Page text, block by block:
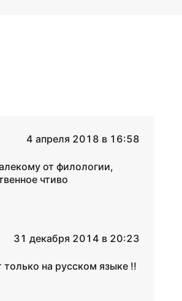
4 апреля 2018 в 16:58
от филологии,
чтиво
31 декабря 2014 в 20:23
только на русском языке !!